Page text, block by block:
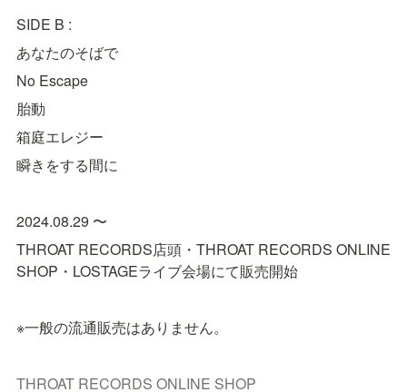
SIDE B :
あなたのそばで
No Escape
胎動
箱庭エレジー
瞬きをする間に
2024.08.29 〜
THROAT RECORDS店頭・THROAT RECORDS ONLINE
SHOP・LOSTAGEライブ会場にて販売開始
※一般の流通販売はありません。
THROAT RECORDS ONLINE SHOP